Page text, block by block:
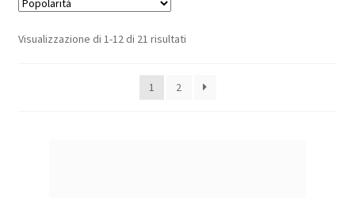
Contatto
Visualizzazione di 1-12 di 21 risultatiPopolarità
1 2